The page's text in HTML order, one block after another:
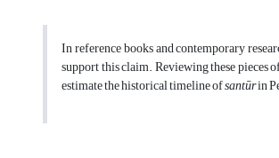
In reference books and contemporary
support this claim. Reviewing these pieces
estimate the historical timeline ofsantūrin